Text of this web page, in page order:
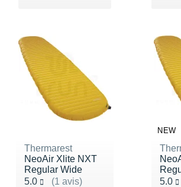
Thermarest
NeoAir Xlite NXT
Regular Wide
5.0
(1 avis)
Noté 5.0 sur 5
NEW
5.0